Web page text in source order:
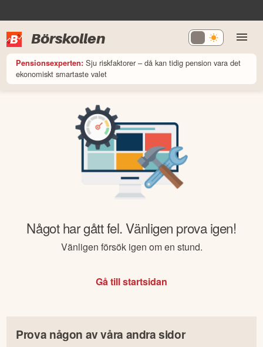
Börskollen
Pensionsexperten: Sju riskfaktorer – då kan tidig pension vara det
ekonomiskt smartaste valet
Något har gått fel. Vänligen prova igen!
Vänligen försök igen om en stund.
Gå till startsidan
Prova någon av våra andra sidor